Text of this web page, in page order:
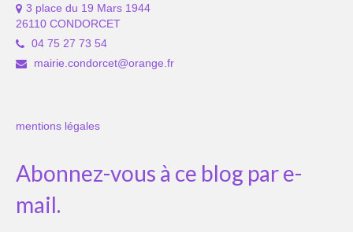
3 place du 19 Mars 1944
26110 CONDORCET
04 75 27 73 54
mairie.condorcet@orange.fr
mentions légales
Abonnez-vous à ce blog par e-
mail.